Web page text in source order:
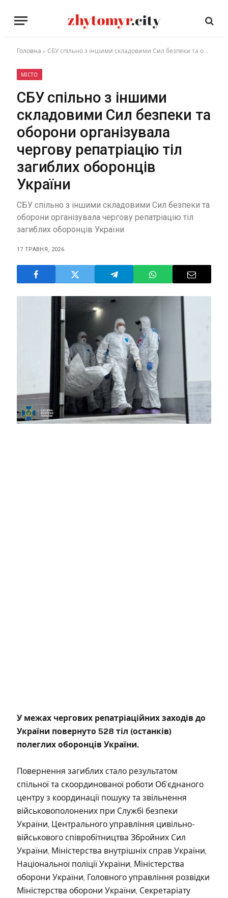
Головна » СБУ спільно з іншими складовими Сил безпеки та оборони організувала чергову репатріацію тіл загиблих оборонців України
МІСТО
СБУ спільно з іншими
складовими Сил безпеки та
оборони організувала
чергову репатріацію тіл
загиблих оборонців
України
СБУ спільно з іншими складовими Сил безпеки та
оборони організувала чергову репатріацію тіл
загиблих оборонців України
17 ТРАВНЯ, 2026
У межах чергових репатріаційних заходів до
України повернуто 528 тіл (останків)
полеглих оборонців України.
Повернення загиблих стало результатом
спільної та скоординованої роботи Об’єднаного
центру з координації пошуку та звільнення
військовополонених при Службі безпеки
України, Центрального управління цивільно-
військового співробітництва Збройних Сил
України, Міністерства внутрішніх справ України,
Національної поліції України, Міністерства
оборони України, Головного управління розвідки
Міністерства оборони України, Секретаріату